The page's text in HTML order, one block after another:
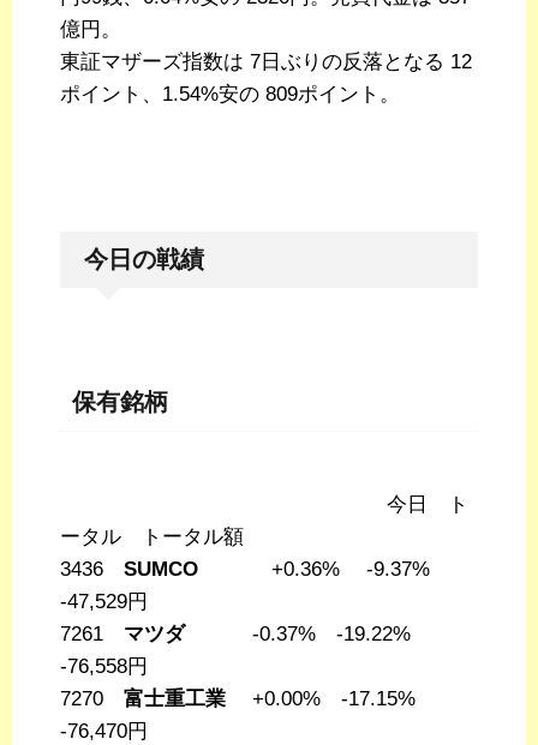
億円。
東証マザーズ指数は 7日ぶりの反落となる 12
ポイント、1.54%安の 809ポイント。
今日の戦績
保有銘柄
今日 ト
ータル トータル額
3436 SUMCO +0.36% -9.37%
-47,529円
7261 マツダ-0.37% -19.22%
-76,558円
7270 富士重工業 +0.00% -17.15%
-76,470円